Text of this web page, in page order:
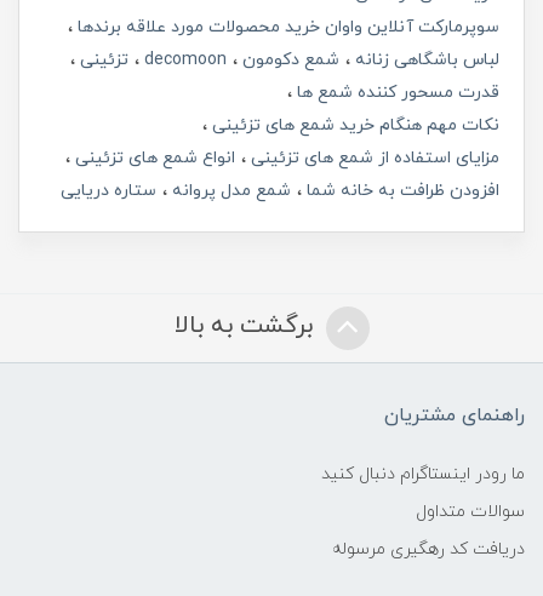
سوپرمارکت آنلاین واوان خرید محصولات مورد علاقه برندها
لباس باشگاهی زنانه
شمع دکومون decomoon
تزئینی
قدرت مسحور کننده شمع ها
نکات مهم هنگام خرید شمع های تزئینی
مزایای استفاده از شمع های تزئینی
انواع شمع های تزئینی
افزودن ظرافت به خانه شما
شمع مدل پروانه ستاره دریایی
برگشت به بالا
راهنمای مشتریان
ما رودر اینستاگرام دنبال کنید
سوالات متداول
دریافت کد رهگیری مرسوله